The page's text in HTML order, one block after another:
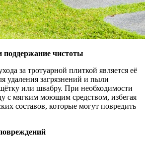
поддержание чистоты
за тротуарной плиткой является её
удаления загрязнений и пыли
или швабру. При необходимости
с мягким моющим средством, избегая
составов, которые могут повредить